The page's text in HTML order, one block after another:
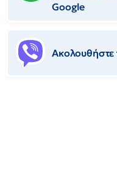
Google